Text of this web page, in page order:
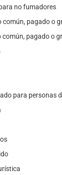
no fumadores
común, pagado o
común, pagado o
para personas